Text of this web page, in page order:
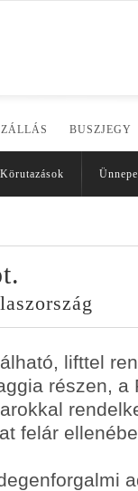
BUSZJEGY
Körutazások
lifttel
részen, a
felár